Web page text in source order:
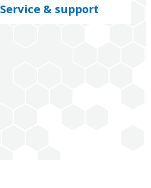
Service & support